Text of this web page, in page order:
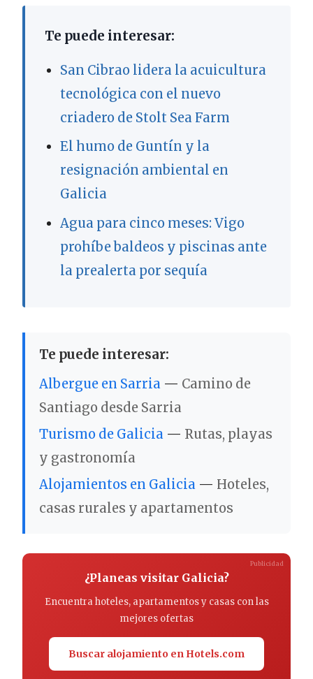
Te puede interesar:
San Cibrao lidera la acuicultura
tecnológica con el nuevo
criadero de Stolt Sea Farm
El humo de Guntín y la
resignación ambiental en
Galicia
Agua para cinco meses: Vigo
prohíbe baldeos y piscinas ante
la prealerta por sequía
Te puede interesar:
Albergue en Sarria — Camino de
Santiago desde Sarria
Turismo de Galicia — Rutas, playas
y gastronomía
Alojamientos en Galicia — Hoteles,
casas rurales y apartamentos
¿Planeas visitar Galicia?
Encuentra hoteles, apartamentos y casas con las
mejores ofertas
Buscar alojamiento en Hotels.com
Publicidad